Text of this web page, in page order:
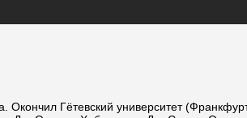
Гётевский университет